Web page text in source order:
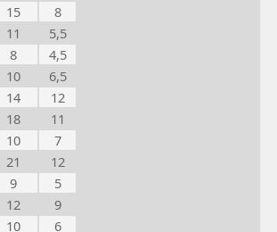
15
8
11
5,5
8
4,5
10
6,5
14
12
18
11
10
7
21
12
9
5
12
9
10
6